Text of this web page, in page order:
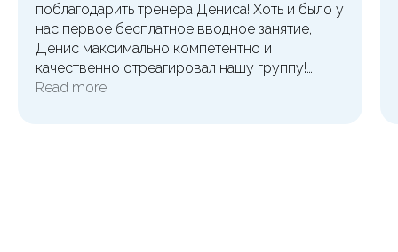
поблагодарить тренера Дениса! Хоть и было у
нас первое бесплатное вводное занятие,
Денис максимально компетентно и
качественно отреагировал нашу группу!
Респект!🔥🔥🔥 Могу еще отметить
Read more